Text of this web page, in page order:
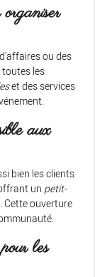
ou des
toutes les
et des services
aux
bien les clients
un petit-
Cette ouverture
les